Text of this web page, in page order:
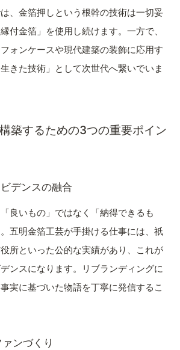
、金箔押しという根幹の技術は一切妥
付金箔」を使用し続けます。一方で、
ォンケースや現代建築の装飾に応用す
きた技術」として次世代へ繋いでいま
築するための3つの重要ポイン
デンスの融合
良いもの」ではなく「納得できるも
五明金箔工芸が手掛ける仕事には、祇
所といった公的な実績があり、これが
デンスになります。リブランディングに
実に基づいた物語を丁寧に発信するこ
ンづくり